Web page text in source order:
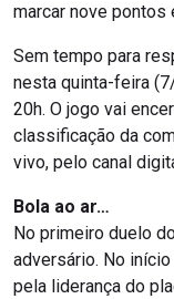
marcar nove pontos
Sem tempo para
nesta quinta-feira
20h. O jogo vai
classificação da
vivo, pelo canal
Bola ao ar…
No primeiro duelo
adversário. No
pela liderança do